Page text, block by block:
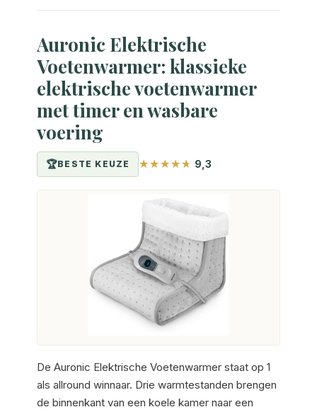
Auronic Elektrische
Voetenwarmer: klassieke
elektrische voetenwarmer
met timer en wasbare
voering
BESTE KEUZE 9,3
De Auronic Elektrische Voetenwarmer staat op 1
als allround winnaar. Drie warmtestanden brengen
de binnenkant van een koele kamer naar een